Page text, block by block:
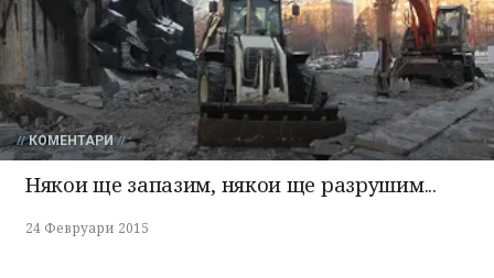
КОМЕНТАРИ
Някои ще запазим, някои ще разрушим...
24 Февруари 2015